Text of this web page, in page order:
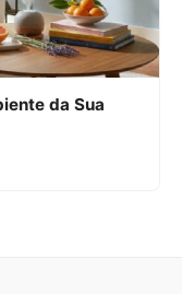
da Sua